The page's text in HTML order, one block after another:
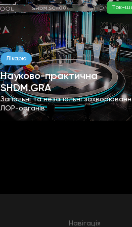
Ток-
Лікарю
Науково-практична
SHDM.GRA
Запальні та незапальні
ЛОР-органів
Навігація